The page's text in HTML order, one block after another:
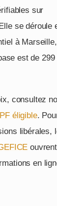
sur
se déroule
à
est de
consultez
éligible.
libérales,
en